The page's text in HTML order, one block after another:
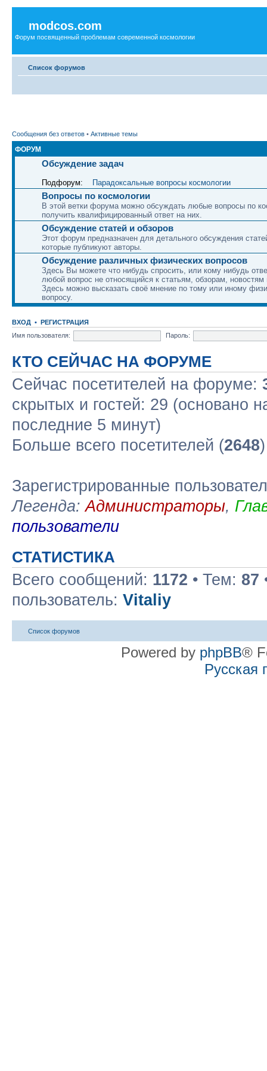
modcos.com
Форум посвященный проблемам современной космологии
Список форумов
Сообщения без ответов • Активные темы
ФОРУМ
Обсуждение задач
Подфорум: Парадоксальные вопросы космологии
Вопросы по космологии
В этой ветки форума можно обсуждать любые вопросы по
получить квалифицированный ответ на них.
Обсуждение статей и обзоров
Этот форум предназначен для детального обсуждения
которые публикуют авторы.
Обсуждение различных физических вопросов
Здесь Вы можете что нибудь спросить, или кому нибудь
любой вопрос не относящийся к статьям, обзорам, новостям
Здесь можно высказать своё мнение по тому или иному
вопросу.
ВХОД • РЕГИСТРАЦИЯ
Имя пользователя:
Пароль:
КТО СЕЙЧАС НА ФОРУМЕ
Сейчас посетителей на форуме:
скрытых и гостей: 29 (основано
последние 5 минут)
Больше всего посетителей (2648
Зарегистрированные
Легенда:Администраторы,
пользователи
СТАТИСТИКА
Всего сообщений: 1172 • Тем: 87
пользователь: Vitaliy
Список форумов
Powered by phpBB®
Русская